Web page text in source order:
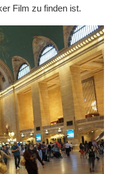
Film zu finden ist.